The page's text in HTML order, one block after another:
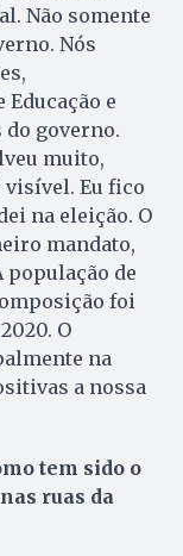
Não somente
Nós
e
do governo.
muito,
visível. Eu fico
na eleição. O
mandato,
população de
foi
O
na
a nossa
tem sido o
ruas da